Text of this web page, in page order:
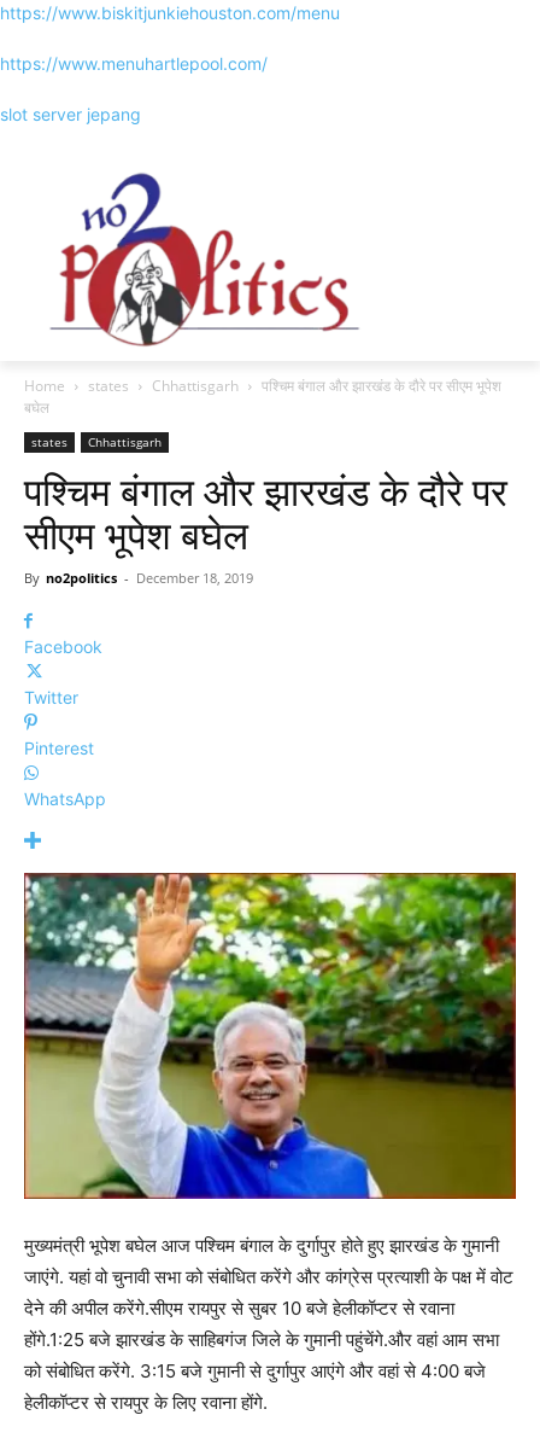
https://www.biskitjunkiehouston.com/menu
https://www.menuhartlepool.com/
slot server jepang
Home states Chhattisgarh
पश्चिम बंगाल और झारखंड के दौरे पर सीएम भूपेश
बघेल
states Chhattisgarh
पश्चिम बंगाल और झारखंड के दौरे पर
सीएम भूपेश बघेल
By no2politics - December 18, 2019
Facebook
Twitter
Pinterest
WhatsApp
मुख्यमंत्री भूपेश बघेल आज पश्चिम बंगाल के दुर्गापुर होते हुए झारखंड के गुमानी
जाएंगे. यहां वो चुनावी सभा को संबोधित करेंगे और कांग्रेस प्रत्याशी के पक्ष में वोट
देने की अपील करेंगे.सीएम रायपुर से सुबर 10 बजे हेलीकॉप्टर से रवाना
होंगे.1:25 बजे झारखंड के साहिबगंज जिले के गुमानी पहुंचेंगे.और वहां आम सभा
को संबोधित करेंगे. 3:15 बजे गुमानी से दुर्गापुर आएंगे और वहां से 4:00 बजे
हेलीकॉप्टर से रायपुर के लिए रवाना होंगे.